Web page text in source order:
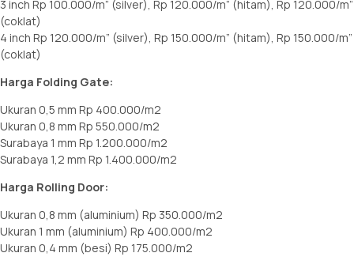
3 inch Rp 100.000/m” (silver), Rp 120.000/m” (hitam), Rp 120.000/m”
(coklat)
4 inch Rp 120.000/m” (silver), Rp 150.000/m” (hitam), Rp 150.000/m”
(coklat)
Harga Folding Gate:
Ukuran 0,5 mm Rp 400.000/m2
Ukuran 0,8 mm Rp 550.000/m2
Surabaya 1 mm Rp 1.200.000/m2
Surabaya 1,2 mm Rp 1.400.000/m2
Harga Rolling Door:
Ukuran 0,8 mm (aluminium) Rp 350.000/m2
Ukuran 1 mm (aluminium) Rp 400.000/m2
Ukuran 0,4 mm (besi) Rp 175.000/m2